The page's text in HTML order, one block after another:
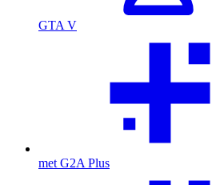
GTA V
met G2A Plus